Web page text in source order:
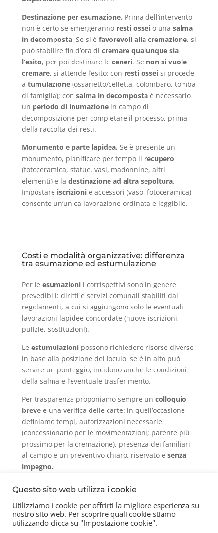
Destinazione per esumazione. Prima dell’intervento
non è certo se emergeranno resti osseio una salma
in decomposta. Se si è favorevoli alla cremazione, si
può stabilire fin d’ora di cremare qualunque sia
l’esito, per poi destinare le ceneri. Se non si vuole
cremare, si attende l’esito: con resti osseisi procede
a tumulazione(ossarietto/celletta, colombaro, tomba
di famiglia); con salma in decompostaè necessario
un periodo di inumazionein campo di
decomposizione per completare il processo, prima
della raccolta dei resti.
Monumento e parte lapidea. Se è presente un
monumento, pianificare per tempo il recupero
(fotoceramica, statue, vasi, madonnine, altri
elementi) e la destinazione ad altra sepoltura.
Impostare iscrizionie accessori (vaso, fotoceramica)
consente un’unica lavorazione ordinata e leggibile.
Costi e modalità organizzative: differenza
tra esumazione ed estumulazione
Per le esumazionii corrispettivi sono in genere
prevedibili: diritti e servizi comunali stabiliti dai
regolamenti, a cui si aggiungono solo le eventuali
lavorazioni lapidee concordate (nuove iscrizioni,
pulizie, sostituzioni).
Le estumulazionipossono richiedere risorse diverse
in base alla posizione del loculo: se è in alto può
servire un ponteggio; incidono anche le condizioni
della salma e l’eventuale trasferimento.
Per trasparenza proponiamo sempre un colloquio
brevee una verifica delle carte: in quell’occasione
definiamo tempi, autorizzazioni necessarie
(concessionario per le movimentazioni; parente più
prossimo per la cremazione), presenza dei familiari
al campo e un preventivo chiaro, riservato e senza
impegno.
Contatti Chi siamo Privacy Policy
Questo sito web utilizza i cookie
Utilizziamo i cookie per offrirti la migliore esperienza sul
nostro sito web. Per scoprire quali cookie stiamo
utilizzando clicca su "Impostazione cookie".